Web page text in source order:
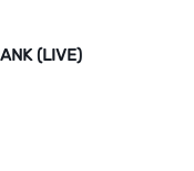
(LIVE)